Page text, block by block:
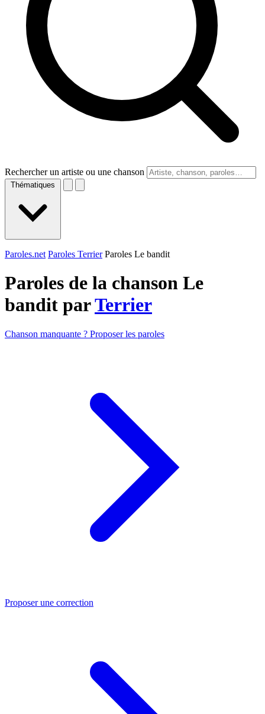
Rechercher un artiste ou une chanson
Thématiques
Paroles.net Paroles Terrier Paroles Le bandit
Paroles de la chanson Le
bandit parTerrier
Chanson manquante ? Proposer les paroles
Proposer une correction